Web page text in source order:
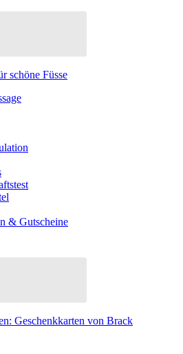
schöne Füsse
& Gutscheine
Geschenkkarten von Brack